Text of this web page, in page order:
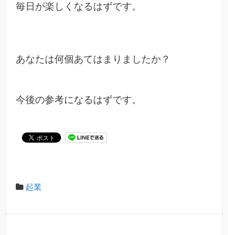
毎日が楽しくなるはずです。
あなたは何個あてはまりましたか？
今後の参考になるはずです。
起業